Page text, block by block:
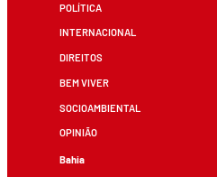
POLÍTICA
INTERNACIONAL
DIREITOS
BEM VIVER
SOCIOAMBIENTAL
OPINIÃO
Bahia